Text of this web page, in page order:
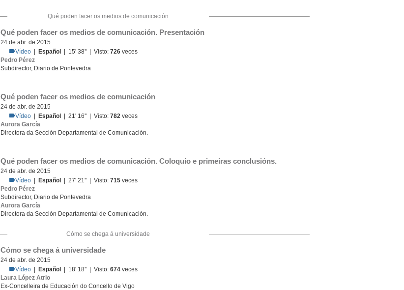
Qué poden facer os medios de comunicación
Qué poden facer os medios de comunicación. Presentación
24 de abr. de 2015
Vídeo
Español | 15' 38'' | Visto:726 veces
Pedro Pérez
Subdirector, Diario de Pontevedra
Qué poden facer os medios de comunicación
24 de abr. de 2015
Vídeo
Español | 21' 16'' | Visto:782 veces
Aurora García
Directora da Sección Departamental de Comunicación.
Qué poden facer os medios de comunicación. Coloquio e primeiras conclusións.
24 de abr. de 2015
Vídeo
Español | 27' 21'' | Visto:715 veces
Pedro Pérez
Subdirector, Diario de Pontevedra
Aurora García
Directora da Sección Departamental de Comunicación.
Cómo se chega á universidade
Cómo se chega á universidade
24 de abr. de 2015
Vídeo
Español | 18' 18'' | Visto:674 veces
Laura López Atrio
Ex-Concelleira de Educación do Concello de Vigo